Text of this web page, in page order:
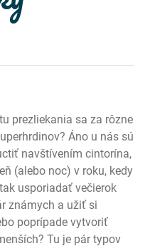
prezliekania sa za rôzne
Áno u nás sú
navštívením cintorína,
(alebo noc) v roku, kedy
usporiadať večierok
známych a užiť si
poprípade vytvoriť
Tu je pár typov